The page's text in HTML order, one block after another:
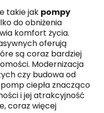
takie jak pompy
do obniżenia
komfort życia.
oferują
są coraz bardziej
Modernizacja
czy budowa od
ciepła znacząco
i jej atrakcyjność
coraz więcej